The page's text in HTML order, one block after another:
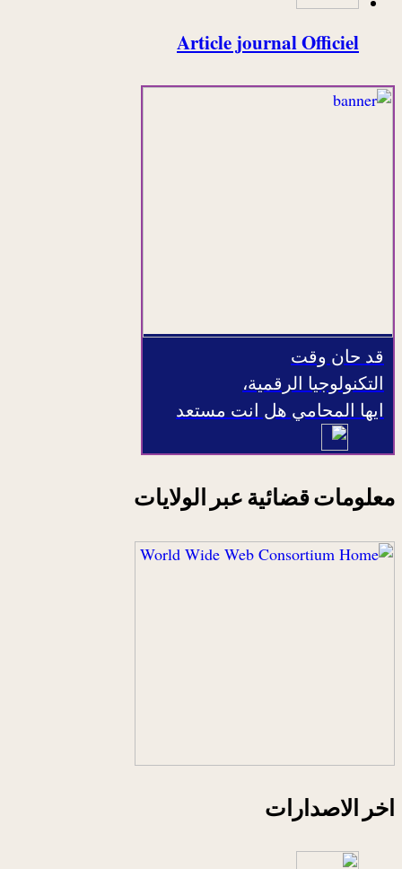
Article journal Officiel
قد حان وقت
التكنولوجيا الرقمية،
ايها المحامي هل انت مستعد
معلومات قضائية عبر الولايات
اخر الاصدارات